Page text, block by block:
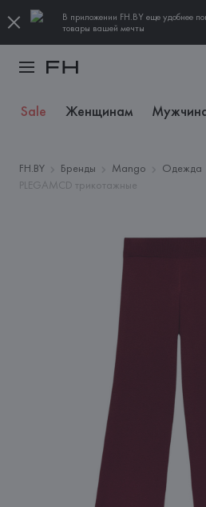
В приложении FH.BY еще удобнее
товары вашей мечты
Sale Женщинам
FH.BY Бренды Mango Одежда
PLEGAMCD трикотажные